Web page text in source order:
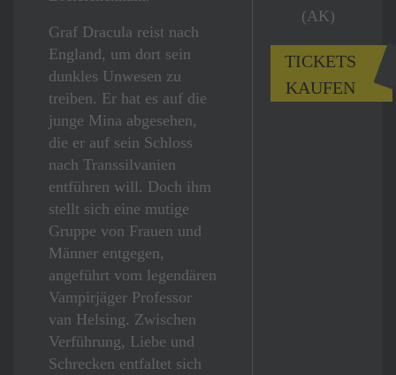
Graf Dracula reist nach
England, um dort sein
dunkles Unwesen zu
treiben. Er hat es auf die
junge Mina abgesehen,
die er auf sein Schloss
nach Transsilvanien
entführen will. Doch ihm
stellt sich eine mutige
Gruppe von Frauen und
Männer entgegen,
angeführt vom legendären
Vampirjäger Professor
van Helsing. Zwischen
Verführung, Liebe und
Schrecken entfaltet sich
(AK)
TICKETS
KAUFEN